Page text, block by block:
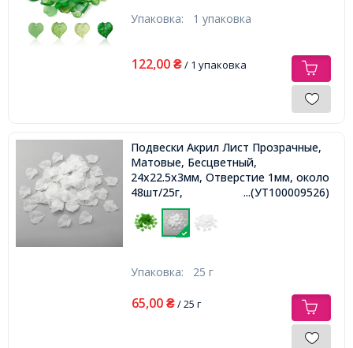
Упаковка: 1 упаковка
122,00 ₴/ 1 упаковка
Подвески Акрил Лист Прозрачные,
Матовые, Бесцветный,
24х22.5х3мм, Отверстие 1мм, около
48шт/25г,
...(УТ100009526)
Упаковка: 25 г
65,00 ₴/ 25 г